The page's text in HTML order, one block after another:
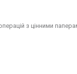
з цінними